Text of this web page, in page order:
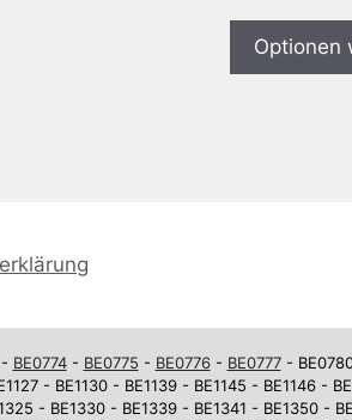
Optionen
BE0774- BE0775 - BE0776- BE0777-
- BE1130 - BE1139 - BE1145 - BE1146 -
- BE1330 - BE1339 - BE1341 - BE1350 -